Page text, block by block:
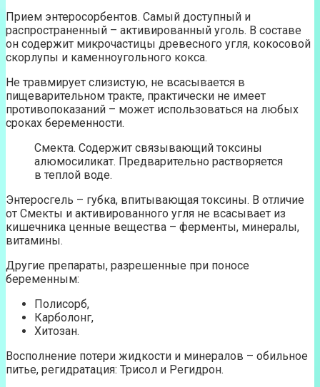
Прием энтеросорбентов. Самый доступный и
распространенный – активированный уголь. В составе
он содержит микрочастицы древесного угля, кокосовой
скорлупы и каменноугольного кокса.
Не травмирует слизистую, не всасывается в
пищеварительном тракте, практически не имеет
противопоказаний – может использоваться на любых
сроках беременности.
Смекта. Содержит связывающий токсины
алюмосиликат. Предварительно растворяется
в теплой воде.
Энтеросгель – губка, впитывающая токсины. В отличие
от Смекты и активированного угля не всасывает из
кишечника ценные вещества – ферменты, минералы,
витамины.
Другие препараты, разрешенные при поносе
беременным:
Полисорб,
Карболонг,
Хитозан.
Восполнение потери жидкости и минералов – обильное
питье, регидратация: Трисол и Регидрон.